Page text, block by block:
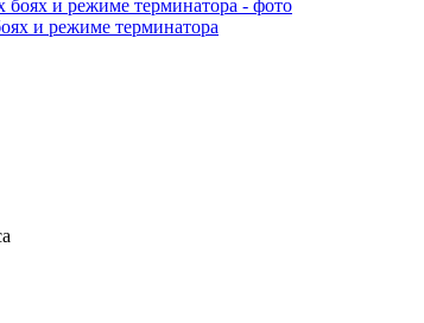
и режиме терминатора